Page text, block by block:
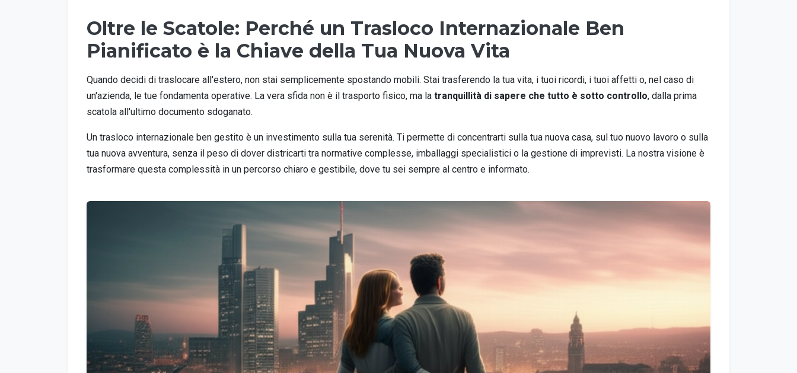
Oltre le Scatole: Perché un Trasloco Internazionale Ben
Pianificato è la Chiave della Tua Nuova Vita
Quando decidi di traslocare all'estero, non stai semplicemente spostando mobili. Stai trasferendo la tua vita, i tuoi ricordi, i tuoi affetti o, nel caso di
un'azienda, le tue fondamenta operative. La vera sfida non è il trasporto fisico, ma la tranquillità di sapere che tutto è sotto controllo, dalla prima
scatola all'ultimo documento sdoganato.
Un trasloco internazionale ben gestito è un investimento sulla tua serenità. Ti permette di concentrarti sulla tua nuova casa, sul tuo nuovo lavoro o sulla
tua nuova avventura, senza il peso di dover districarti tra normative complesse, imballaggi specialistici o la gestione di imprevisti. La nostra visione è
trasformare questa complessità in un percorso chiaro e gestibile, dove tu sei sempre al centro e informato.